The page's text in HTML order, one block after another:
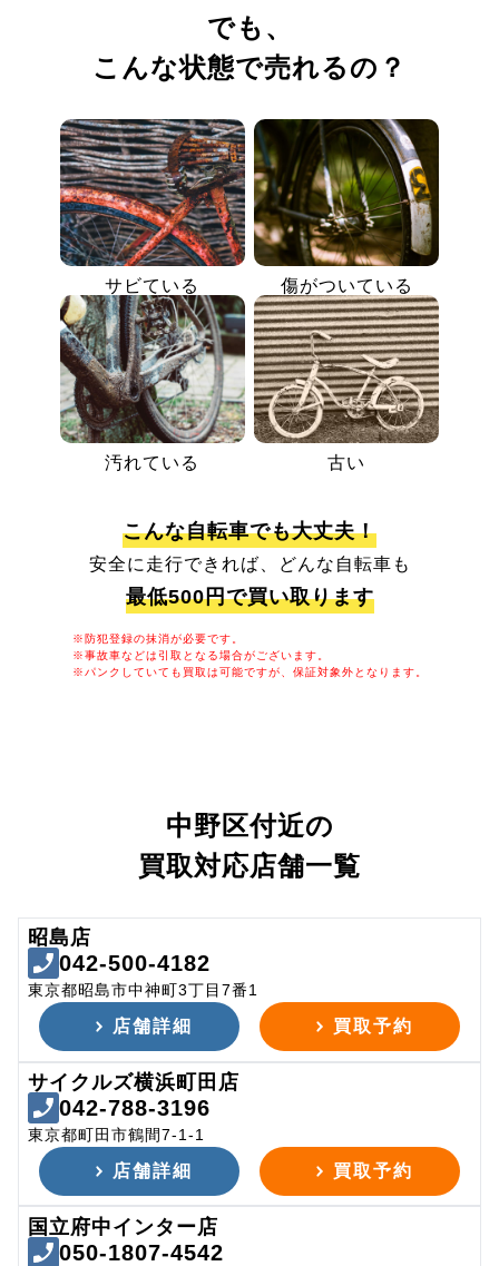
でも、
こんな状態で売れるの？
サビている 傷がついている
汚れている 古い
こんな自転車でも大丈夫！
安全に走行できれば、どんな自転車も
最低500円で買い取ります
※防犯登録の抹消が必要です。
※事故車などは引取となる場合がございます。
※パンクしていても買取は可能ですが、保証対象外となります。
中野区付近の
買取対応店舗一覧
昭島店
042-500-4182
東京都昭島市中神町3丁目7番1
店舗詳細 買取予約
サイクルズ横浜町田店
042-788-3196
東京都町田市鶴間7-1-1
店舗詳細 買取予約
国立府中インター店
050-1807-4542